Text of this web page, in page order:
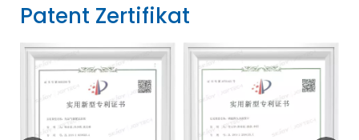
Patent Zertifikat